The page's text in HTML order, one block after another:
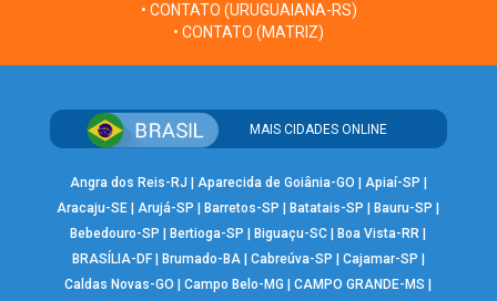
• CONTATO (URUGUAIANA-RS)
• CONTATO (MATRIZ)
MAIS CIDADES ONLINE
Angra dos Reis-RJ Aparecida de Goiânia-GO Apiaí-SP
Aracaju-SE |Arujá-SP Barretos-SP Batatais-SP Bauru-SP
Bebedouro-SP
Bertioga-SP Biguaçu-SC Boa Vista-RR
BRASÍLIA-DF| Brumado-BA| Cabreúva-SP Cajamar-SP
Caldas Novas-GO
|Campo Belo-MG |CAMPO GRANDE-MS